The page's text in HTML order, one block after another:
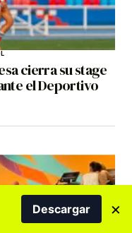
cierra su stage
el Deportivo
Descargar ×